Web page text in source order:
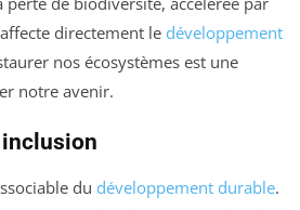
directement le développement
nos écosystèmes est une
notre avenir.
du développement durable.